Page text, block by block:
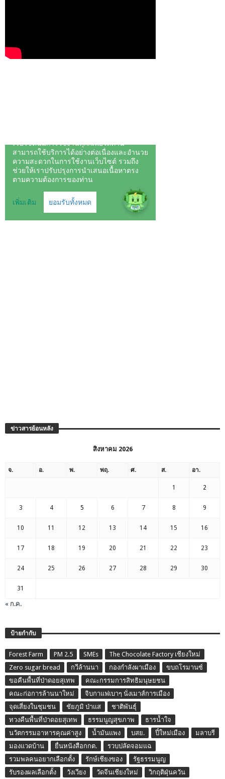
ข่าวสารย้อนหลัง
สิงหาคม 2026
จ. อ. พ. พฤ. ศ. ส. อา.
1 2
3 4 5 6 7 8 9
10 11 12 13 14 15 16
17 18 19 20 21 22 23
24 25 26 27 28 29 30
31
« ก.ค.
ป้ายกำกับ
Forest Farm PM 2.5 SMEs
The Chocolate Factory เชียงใหม่
Zero sugar bread
กวีล้านนา กองกำลังผาเมือง
ขบถโรมานซ์
ขอคืนพื้นที่ป่าดอยสุเทพ
คณะกรรมการสิทธิมนุษยชน
คณะก่อการล้านนาใหม่
จิบกาแฟเบาๆ นั่งเมาส์การเมือง
จุดเสี่ยงในชุมชน
ชัยภูมิ ป่าแส
ชาติพันธุ์
ทวงคืนพื้นที่ป่าดอยสุเทพ
ธรรมนูญสุขภาพ
ธารน้ำใจ
นวัตกรรมอาหารคุณค่าสูง
น้ำมันแพง บสย. ปี๋ใหม่เมือง
มลาบรี
มองแวดบ้าน
ยื่นหนังสือกกต.
รวบปลัดจอมแฉ
รวมพลคนอยากเลือกตั้ง
รักษ์เชียงของ
รัฐธรรมนูญ
รับรองผลเลือกตั้ง
วังเวียง วัดจีนเชียงใหม่ วิกฤติฝุ่นควัน